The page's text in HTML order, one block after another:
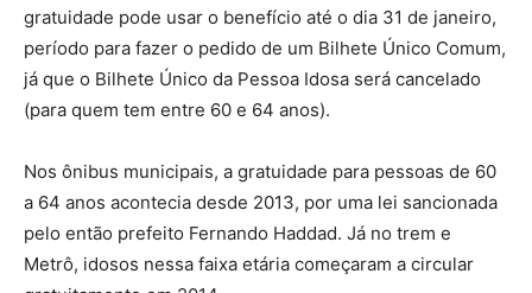
gratuidade pode usar o benefício até o dia 31 de janeiro,
período para fazer o pedido de um Bilhete Único Comum,
já que o Bilhete Único da Pessoa Idosa será cancelado
(para quem tem entre 60 e 64 anos).
Nos ônibus municipais, a gratuidade para pessoas de 60
a 64 anos acontecia desde 2013, por uma lei sancionada
pelo então prefeito Fernando Haddad. Já no trem e
Metrô, idosos nessa faixa etária começaram a circular